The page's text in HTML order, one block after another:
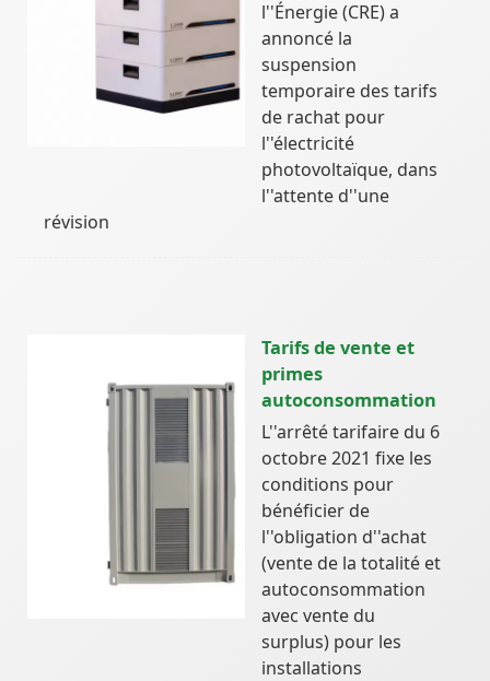
l''Énergie (CRE) a
annoncé la
suspension
temporaire des tarifs
de rachat pour
l''électricité
photovoltaïque, dans
l''attente d''une
révision
Tarifs de vente et
primes
autoconsommation
L''arrêté tarifaire du 6
octobre 2021 fixe les
conditions pour
bénéficier de
l''obligation d''achat
(vente de la totalité et
autoconsommation
avec vente du
surplus) pour les
installations